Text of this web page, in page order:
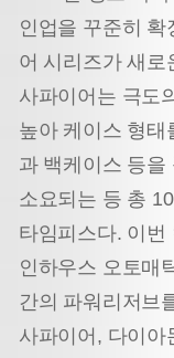
인업을 꾸준히 확
어 시리즈가 새
사파이어는 극도
높아 케이스 형태
과 백케이스 등
소요되는 등 총
타임피스다. 이번
인하우스 오토매
간의 파워리저브
사파이어, 다이아